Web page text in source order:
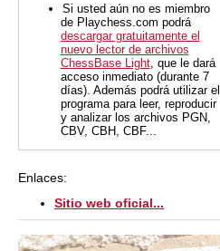
Si usted aún no es miembro
de Playchess.com podrá
descargar gratuitamente el
nuevo lector de archivos
ChessBase Light, que le dará
acceso inmediato (durante 7
días). Además podrá utilizar el
programa para leer, reproducir
y analizar los archivos PGN,
CBV, CBH, CBF...
Enlaces:
Sitio web oficial...